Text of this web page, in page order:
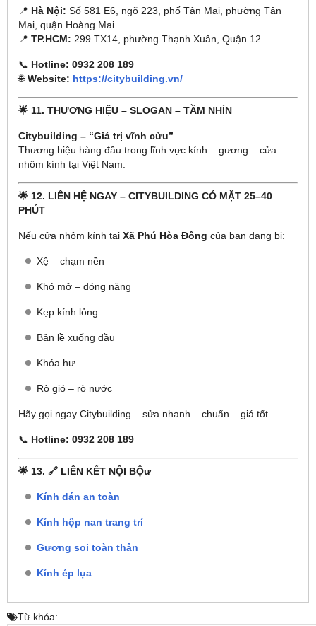
📍 Hà Nội: Số 581 E6, ngõ 223, phố Tân Mai, phường Tân
Mai, quận Hoàng Mai
📍 TP.HCM: 299 TX14, phường Thạnh Xuân, Quận 12
📞 Hotline: 0932 208 189
🌐Website: https://citybuilding.vn/
🌟 11. THƯƠNG HIỆU – SLOGAN – TẦM NHÌN
Citybuilding – “Giá trị vĩnh cửu”
Thương hiệu hàng đầu trong lĩnh vực kính – gương – cửa
nhôm kính tại Việt Nam.
🌟 12. LIÊN HỆ NGAY – CITYBUILDING CÓ MẶT 25–40
PHÚT
Nếu cửa nhôm kính tại Xã Phú Hòa Đông của bạn đang bị:
Xệ – chạm nền
Khó mở – đóng nặng
Kẹp kính lỏng
Bản lề xuống dầu
Khóa hư
Rò gió – rò nước
Hãy gọi ngay Citybuilding – sửa nhanh – chuẩn – giá tốt.
📞 Hotline: 0932 208 189
🌟 13. 🔗 LIÊN KẾT NỘI BỘư
Kính dán an toàn
Kính hộp nan trang trí
Gương soi toàn thân
Kính ép lụa
Từ khóa: